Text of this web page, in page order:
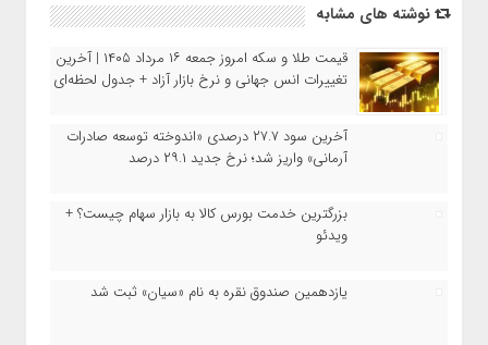
نوشته های مشابه
قیمت طلا و سکه امروز جمعه ۱۶ مرداد ۱۴۰۵ | آخرین
تغییرات انس جهانی و نرخ بازار آزاد + جدول لحظه‌ای
آخرین سود ۲۷.۷ درصدی «اندوخته توسعه صادرات
آرمانی» واریز شد؛ نرخ جدید ۲۹.۱ درصد
بزرگترین خدمت بورس کالا به بازار سهام چیست؟ +
ویدئو
یازدهمین صندوق نقره به نام «سیان» ثبت شد